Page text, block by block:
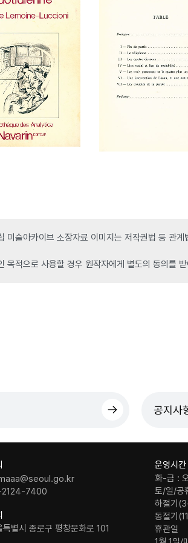
미술아카이브 소장자료 이미지는 저작권법 등 관
목적으로 사용할 경우 원작자에게 별도의 동의를
공지사
7400
특별시 종로구 평창문화로 101
운영시간
화-금 :
토/일/공
하절기
동절기
휴관일